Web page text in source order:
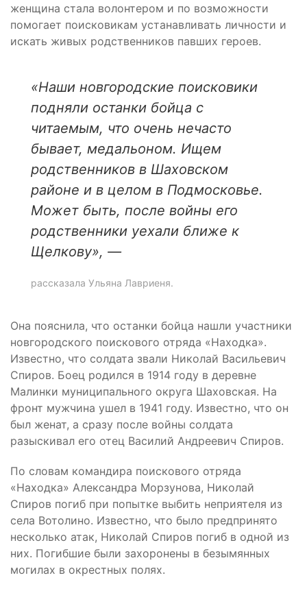
женщина стала волонтером и по возможности
помогает поисковикам устанавливать личности и
искать живых родственников павших героев.
«Наши новгородские поисковики
подняли останки бойца с
читаемым, что очень нечасто
бывает, медальоном. Ищем
родственников в Шаховском
районе и в целом в Подмосковье.
Может быть, после войны его
родственники уехали ближе к
Щелкову», —
рассказала Ульяна Лавриеня.
Она пояснила, что останки бойца нашли участники
новгородского поискового отряда «Находка».
Известно, что солдата звали Николай Васильевич
Спиров. Боец родился в 1914 году в деревне
Малинки муниципального округа Шаховская. На
фронт мужчина ушел в 1941 году. Известно, что он
был женат, а сразу после войны солдата
разыскивал его отец Василий Андреевич Спиров.
По словам командира поискового отряда
«Находка» Александра Морзунова, Николай
Спиров погиб при попытке выбить неприятеля из
села Вотолино. Известно, что было предпринято
несколько атак, Николай Спиров погиб в одной из
них. Погибшие были захоронены в безымянных
могилах в окрестных полях.